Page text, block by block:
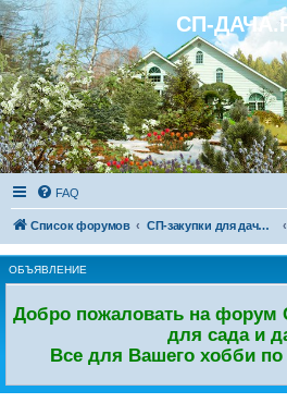
Регистрация СП-
FAQ
Список форумов СП-закупки для дачи и сада
ОБЪЯВЛЕНИЕ
Добро пожаловать на форум
для сада и
Все для Вашего хобби